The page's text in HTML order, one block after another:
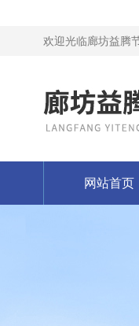
欢迎光临廊坊益腾
网站首页